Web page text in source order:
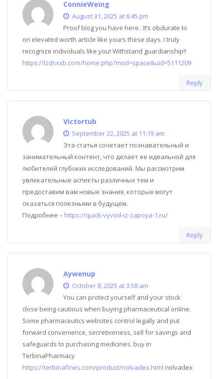
ConnieWeing
August 31, 2025 at 6:45 pm
Proof blog you have here.. It’s obdurate to
on elevated worth article like yours these days. I truly
recognize individuals like you! Withstand guardianship!!
https://lzdsxxb.com/home.php?mod=space&uid=5111209
Reply
Victortub
September 22, 2025 at 11:19 am
Эта статья сочетает познавательный и
занимательный контент, что делает ее идеальной для
любителей глубоких исследований. Мы рассмотрим
увлекательные аспекты различных тем и
предоставим вам новые знания, которые могут
оказаться полезными в будущем.
Подробнее – https://quick-vyvod-iz-zapoya-1.ru/
Reply
Aywenup
October 8, 2025 at 3:58 am
You can protect yourself and your stock
close being cautious when buying pharmaceutical online.
Some pharmaceutics websites control legally and put
forward convenience, secretiveness, sell for savings and
safeguards to purchasing medicines. buy in
TerbinaPharmacy
https://terbinafines.com/product/nolvadex.html nolvadex